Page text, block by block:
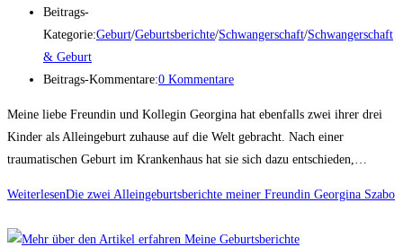
Beitrags-
Kategorie:Geburt/Geburtsberichte/Schwangerschaft/Schwangerschaft
& Geburt
Beitrags-Kommentare:0 Kommentare
Meine liebe Freundin und Kollegin Georgina hat ebenfalls zwei ihrer drei
Kinder als Alleingeburt zuhause auf die Welt gebracht. Nach einer
traumatischen Geburt im Krankenhaus hat sie sich dazu entschieden,…
WeiterlesenDie zwei Alleingeburtsberichte meiner Freundin Georgina Szabo